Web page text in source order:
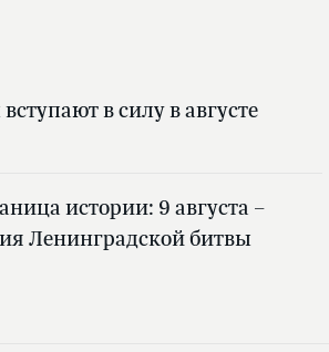
в силу в августе
истории: 9 августа –
Ленинградской битвы